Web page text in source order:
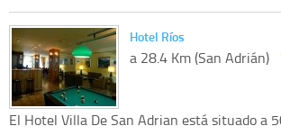
Hotel Ríos
a 28.4 Km (San Adrián)
El Hotel Villa De San Adrian está situado a